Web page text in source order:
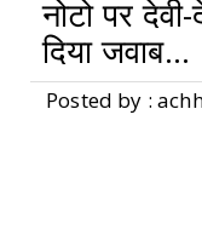
नोटो पर
दिया जवाब...
Posted by :